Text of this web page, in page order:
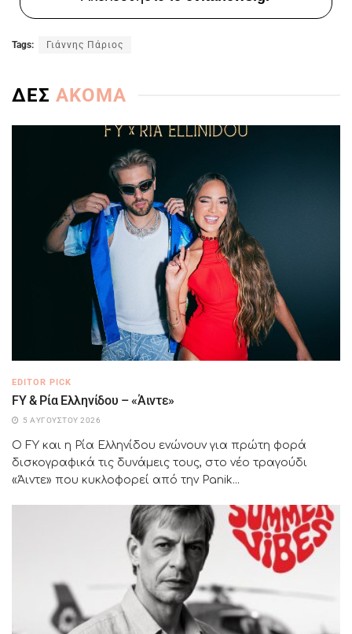
Tags: Γιάννης Πάριος
ΔΕΣ ΑΚΟΜΑ
EDITOR PICK
FY & Ρία Ελληνίδου – «Άιντε»
5 ΑΥΓΟΎΣΤΟΥ 2026
Ο FY και η Ρία Ελληνίδου ενώνουν για πρώτη φορά
δισκογραφικά τις δυνάμεις τους, στο νέο τραγούδι
«Άιντε» που κυκλοφορεί από την Panik...